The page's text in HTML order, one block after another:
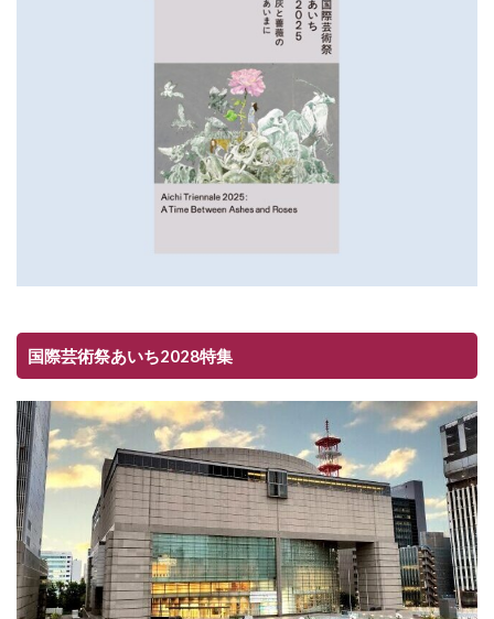
国際芸術祭あいち2028特集